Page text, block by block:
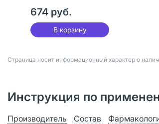
674 руб.
В корзину
Страница носит информационный характер о
Инструкция по
Производитель Состав